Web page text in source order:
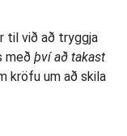
til við að tryggja
með því að takast
kröfu um að skila